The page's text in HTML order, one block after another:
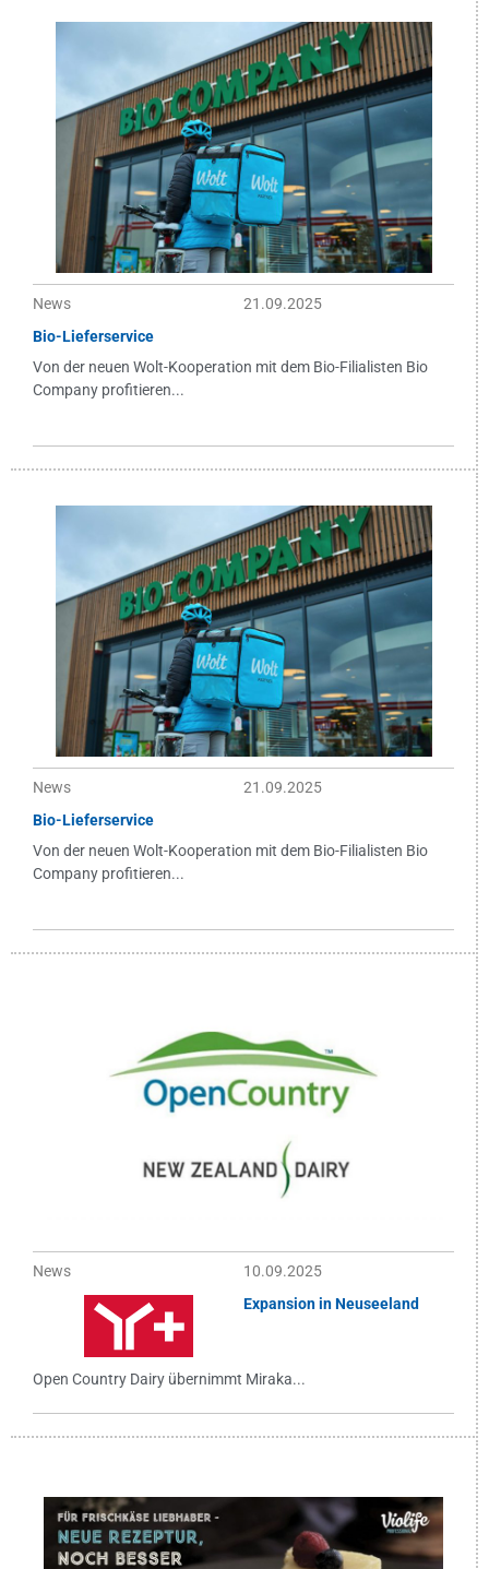
News
21.09.2025
Bio-Lieferservice
Von der neuen Wolt-Kooperation mit dem Bio-Filialisten Bio
Company profitieren...
News
21.09.2025
Bio-Lieferservice
Von der neuen Wolt-Kooperation mit dem Bio-Filialisten Bio
Company profitieren...
News
10.09.2025
Expansion in Neuseeland
Open Country Dairy übernimmt Miraka...